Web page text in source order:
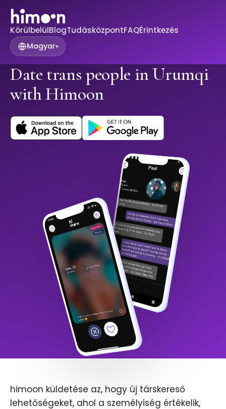
KörülbelülBlogTudásközpontFAQÉrintkezés
Magyar▾
Date trans people in Urumqi
with Himoon
himoon küldetése az, hogy új társkereső
lehetőségeket, ahol a személyiség értékelik,